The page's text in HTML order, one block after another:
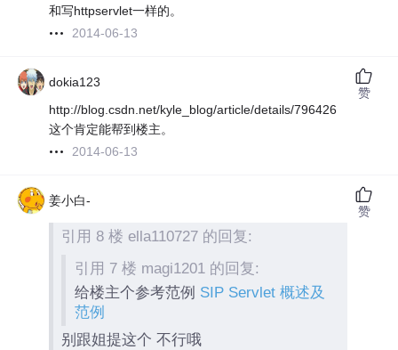
和写httpservlet一样的。
2014-06-13
dokia123
http://blog.csdn.net/kyle_blog/article/details/796426
这个肯定能帮到楼主。
2014-06-13
赞
姜小白-
引用 8 楼 ella110727 的回复:
引用 7 楼 magi1201 的回复:
给楼主个参考范例 SIP Servlet 概述及
范例
别跟姐提这个 不行哦
赞